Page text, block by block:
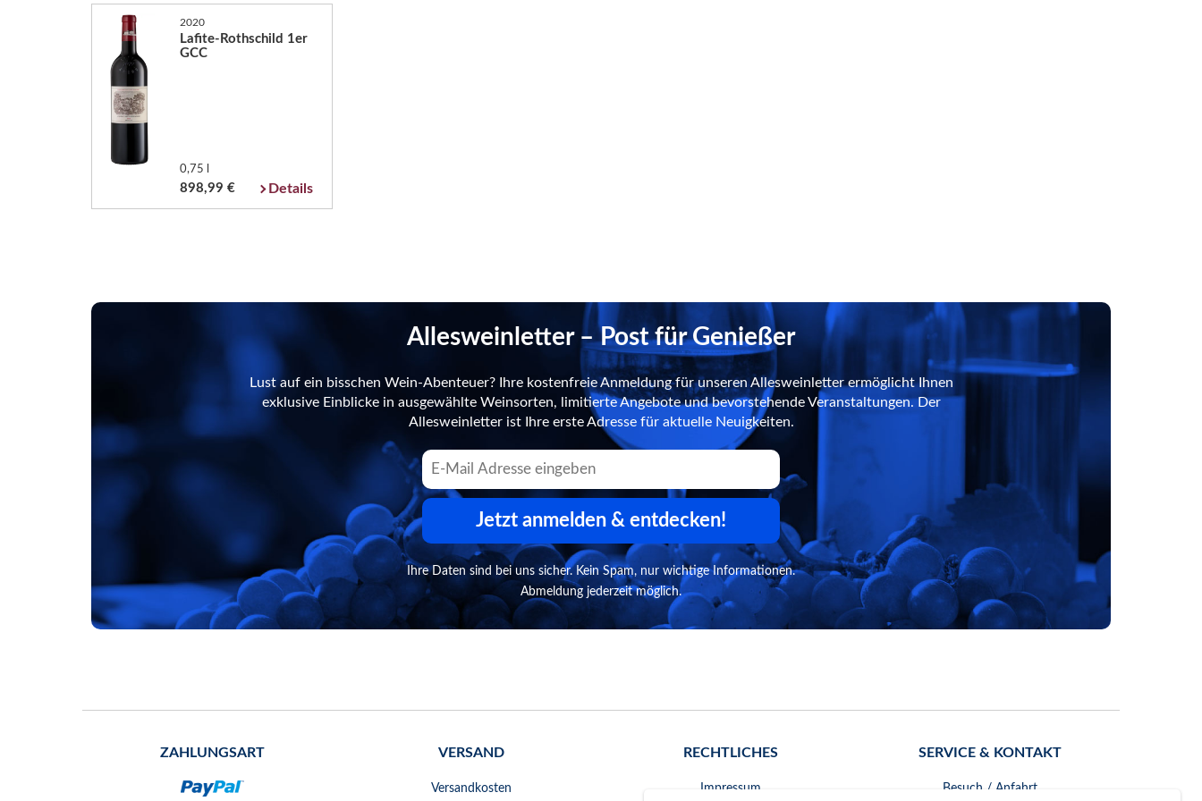
2020
Lafite-Rothschild 1er
GCC
0,75 l
898,99 € Details
Allesweinletter – Post für Genießer
Lust auf ein bisschen Wein-Abenteuer? Ihre kostenfreie Anmeldung für unseren Allesweinletter ermöglicht Ihnen
exklusive Einblicke in ausgewählte Weinsorten, limitierte Angebote und bevorstehende Veranstaltungen. Der
Allesweinletter ist Ihre erste Adresse für aktuelle Neuigkeiten.
Jetzt anmelden & entdecken!
Ihre Daten sind bei uns sicher. Kein Spam, nur wichtige Informationen.
Abmeldung jederzeit möglich.
ZAHLUNGSART VERSAND
Versandkosten
RECHTLICHES
Impressum
SERVICE & KONTAKT
Besuch / Anfahrt